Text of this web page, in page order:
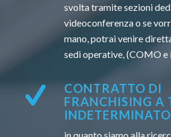
svolta tramite sezioni
videoconferenza o se
mano, potrai venire
sedi operative, (COMO e
CONTRATTO DI
FRANCHISING A